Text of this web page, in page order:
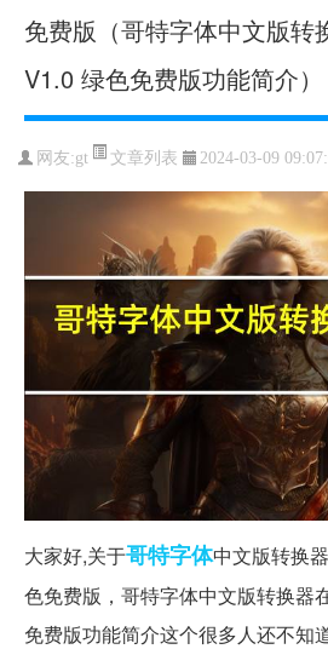
免费版（哥特字体中文版转
V1.0 绿色免费版功能简介）
网友:gt 文章列表 2024-03-09
大家好,关于哥特字体中文版转换器
色免费版，哥特字体中文版转换器
免费版功能简介这个很多人还不知